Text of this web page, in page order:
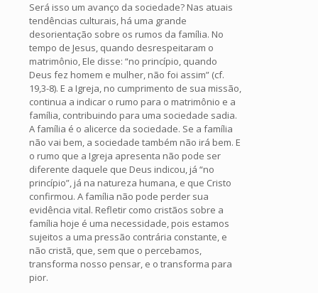
Será isso um avanço da sociedade? Nas atuais
tendências culturais, há uma grande
desorientação sobre os rumos da família. No
tempo de Jesus, quando desrespeitaram o
matrimônio, Ele disse: “no princípio, quando
Deus fez homem e mulher, não foi assim” (cf.
19,3-8). E a Igreja, no cumprimento de sua missão,
continua a indicar o rumo para o matrimônio e a
família, contribuindo para uma sociedade sadia.
A família é o alicerce da sociedade. Se a família
não vai bem, a sociedade também não irá bem. E
o rumo que a Igreja apresenta não pode ser
diferente daquele que Deus indicou, já “no
princípio”, já na natureza humana, e que Cristo
confirmou. A família não pode perder sua
evidência vital. Refletir como cristãos sobre a
família hoje é uma necessidade, pois estamos
sujeitos a uma pressão contrária constante, e
não cristã, que, sem que o percebamos,
transforma nosso pensar, e o transforma para
pior.